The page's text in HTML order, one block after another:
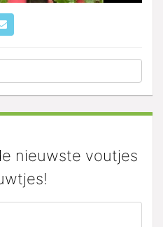
nieuwste voutjes